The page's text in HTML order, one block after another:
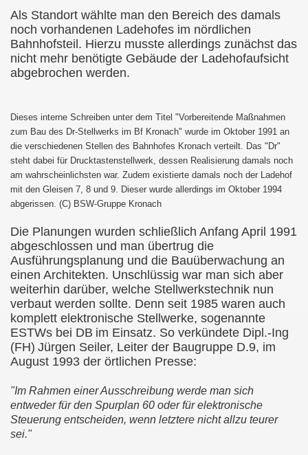
Als Standort wählte man den Bereich des damals
noch vorhandenen Ladehofes im nördlichen
Bahnhofsteil. Hierzu musste allerdings zunächst das
nicht mehr benötigte Gebäude der Ladehofaufsicht
abgebrochen werden.
Dieses interne Schreiben unter dem Titel "Vorbereitende Maßnahmen
zum Bau des Dr-Stellwerks im Bf Kronach" wurde im Oktober 1991 an
die verschiedenen Stellen des Bahnhofes Kronach verteilt. Das "Dr"
steht dabei für Drucktastenstellwerk, dessen Realisierung damals noch
am wahrscheinlichsten war. Zudem existierte damals noch der Ladehof
mit den Gleisen 7, 8 und 9. Dieser wurde allerdings im Oktober 1994
abgerissen. (C) BSW-Gruppe Kronach
Die Planungen wurden schließlich Anfang April 1991
abgeschlossen und man übertrug die
Ausführungsplanung und die Bauüberwachung an
einen Architekten. Unschlüssig war man sich aber
weiterhin darüber, welche Stellwerkstechnik nun
verbaut werden sollte. Denn seit 1985 waren auch
komplett elektronische Stellwerke, sogenannte
ESTWs bei DB im Einsatz. So verkündete Dipl.-Ing
(FH) Jürgen Seiler, Leiter der Baugruppe D.9, im
August 1993 der örtlichen Presse:
"Im Rahmen einer Ausschreibung werde man sich
entweder für den Spurplan 60 oder für elektronische
Steuerung entscheiden, wenn letztere nicht allzu teurer
sei."